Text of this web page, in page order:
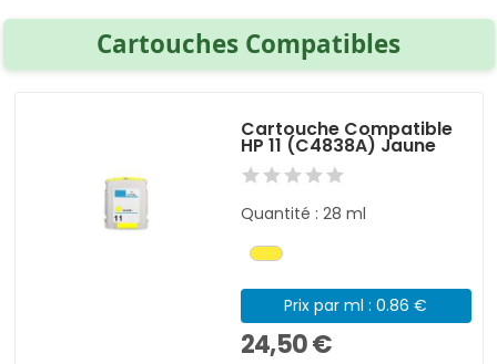
Cartouches Compatibles
Cartouche Compatible
HP 11 (C4838A) Jaune
Quantité : 28 ml
Prix par ml : 0.86 €
24,50 €